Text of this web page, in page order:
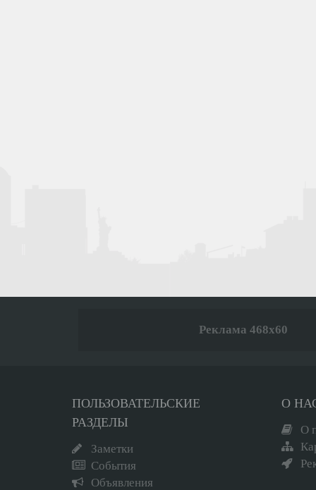
Реклама 468x60
ПОЛЬЗОВАТЕЛЬСКИЕ
РАЗДЕЛЫ
Заметки
События
Объявления
О
О